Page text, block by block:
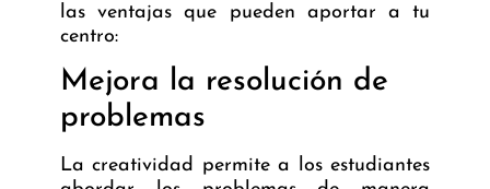
las ventajas que pueden aportar a tu
centro:
Mejora la resolución de
problemas
La creatividad permite a los estudiantes